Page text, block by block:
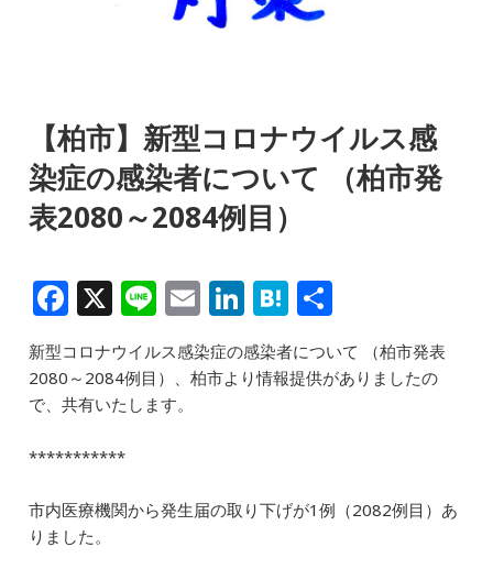
【柏市】新型コロナウイルス感
染症の感染者について （柏市発
表2080～2084例目）
F
c
e
b
o
o
k
X Li
n
e
E
m
ai
Li
n
k
e
H
at
e
有
新型コロナウイルス感染症の感染者について （柏市発表
2080～2084例目）、柏市より情報提供がありましたの
で、共有いたします。
***********
市内医療機関から発生届の取り下げが1例（2082例目）あ
りました。